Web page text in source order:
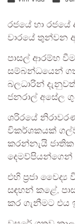
රජයේ හා
වාරයේ තුන්වන
පාසල් ආරම්භ
සම්බන්ධයෙන්
බලධාරින්
ජනරාල් අසේල
ශරිරයේ
විකර්ශකයක්
කරන්නැයි
දෙමව්පියන්ගෙන්
එහි ප්‍රජා
සඳහන් කළේ,
කර ගැනීමට එය